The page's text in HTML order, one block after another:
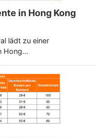
in Hong Kong
lädt zu einer
Hong…